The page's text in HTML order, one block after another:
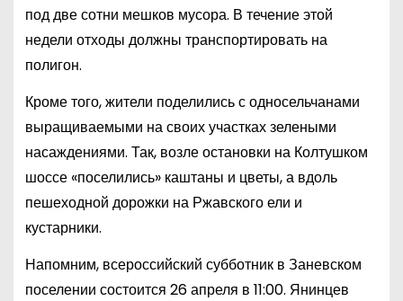
под две сотни мешков мусора. В течение этой
недели отходы должны транспортировать на
полигон.
Кроме того, жители поделились с односельчанами
выращиваемыми на своих участках зелеными
насаждениями. Так, возле остановки на Колтушком
шоссе «поселились» каштаны и цветы, а вдоль
пешеходной дорожки на Ржавского ели и
кустарники.
Напомним, всероссийский субботник в Заневском
поселении состоится 26 апреля в 11:00. Янинцев